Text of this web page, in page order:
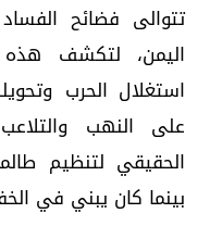
تتوالى فضائح
اليمن، لتكشف
استغلال الحرب
على النهب
الحقيقي لتنظيم
بينما كان يبني في